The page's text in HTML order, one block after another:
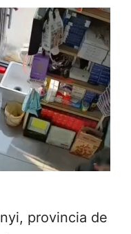
provincia de